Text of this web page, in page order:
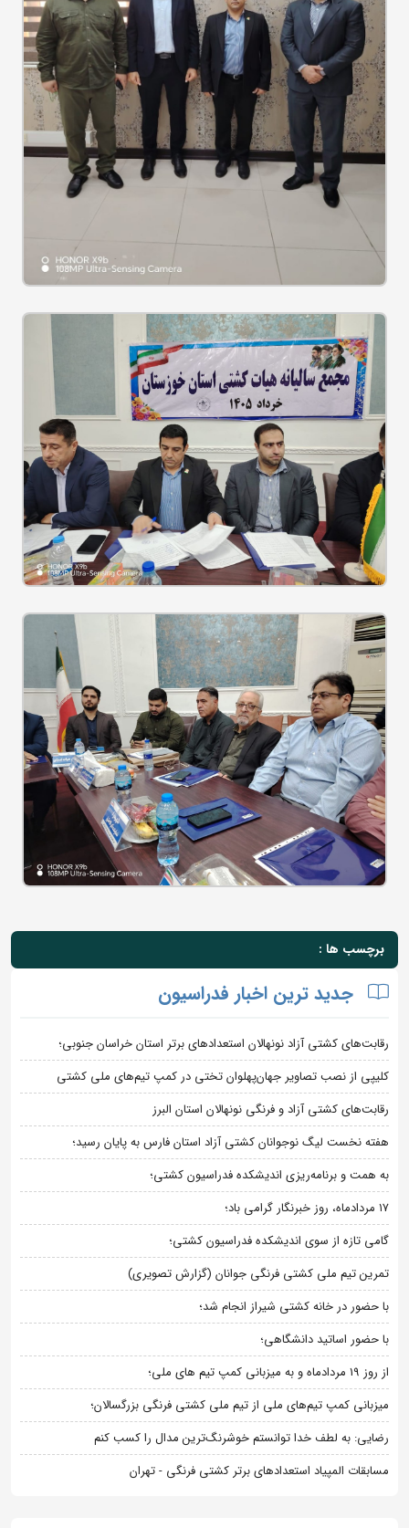
برچسب ها :
جدید ترین اخبار فدراسیون
رقابت‌های کشتی آزاد نونهالان استعدادهای برتر استان خراسان جنوبی؛
کلیپی از نصب تصاویر جهان‌پهلوان تختی در کمپ تیم‌های ملی کشتی
رقابت‌های کشتی آزاد و فرنگی نونهالان استان البرز
هفته نخست لیگ نوجوانان کشتی آزاد استان فارس به پایان رسید؛
به همت و برنامه‌ریزی اندیشکده فدراسیون کشتی؛
۱۷ مردادماه، روز خبرنگار گرامی باد؛
گامی تازه از سوی اندیشکده فدراسیون کشتی؛
تمرین تیم ملی کشتی فرنگی جوانان (گزارش تصویری)
با حضور در خانه کشتی شیراز انجام شد؛
با حضور اساتید دانشگاهی؛
از روز 19 مردادماه و به میزبانی کمپ تیم های ملی؛
میزبانی کمپ تیم‌های ملی از تیم ملی کشتی فرنگی بزرگسالان؛
رضایی: به لطف خدا توانستم خوشرنگ‌ترین مدال را کسب کنم
مسابقات المپیاد استعدادهای برتر کشتی فرنگی - تهران